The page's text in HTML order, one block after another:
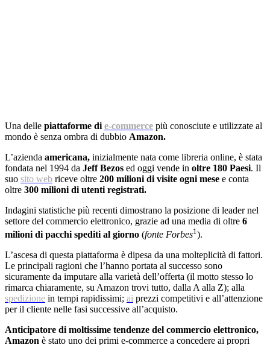
Una delle piattaforme di e-commerce più conosciute e utilizzate al
mondo è senza ombra di dubbio Amazon.
L’azienda americana, inizialmente nata come libreria online, è stata
fondata nel 1994 da Jeff Bezos ed oggi vende in oltre 180 Paesi. Il
suo sito web riceve oltre 200 milioni di visite ogni mese e conta
oltre 300 milioni di utenti registrati.
Indagini statistiche più recenti dimostrano la posizione di leader nel
settore del commercio elettronico, grazie ad una media di oltre 6
milioni di pacchi spediti al giorno (fonte Forbes1).
L’ascesa di questa piattaforma è dipesa da una molteplicità di fattori.
Le principali ragioni che l’hanno portata al successo sono
sicuramente da imputare alla varietà dell’offerta (il motto stesso lo
rimarca chiaramente, su Amazon trovi tutto, dalla A alla Z); alla
spedizione in tempi rapidissimi; ai prezzi competitivi e all’attenzione
per il cliente nelle fasi successive all’acquisto.
Anticipatore di moltissime tendenze del commercio elettronico,
Amazon è stato uno dei primi e-commerce a concedere ai propri